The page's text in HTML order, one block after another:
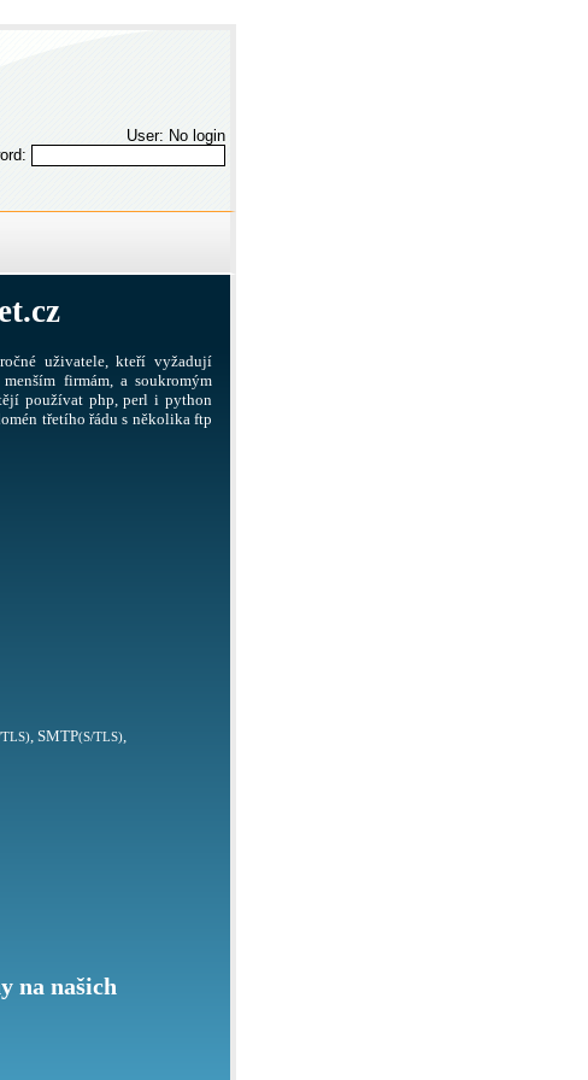
User: No login
uživatele, kteří vyžadují
firmám, a soukromým
používat php, perl i python
třetího řádu s několika ftp
TLS), SMTP(S/TLS),
na našich